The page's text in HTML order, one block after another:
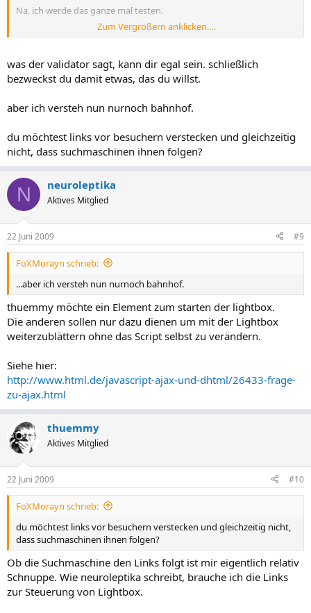
Na, ich werde das ganze mal testen.
Gruß thuemmy
Zum Vergrößern anklicken....
was der validator sagt, kann dir egal sein. schließlich
bezweckst du damit etwas, das du willst.
aber ich versteh nun nurnoch bahnhof.
du möchtest links vor besuchern verstecken und gleichzeitig
nicht, dass suchmaschinen ihnen folgen?
N neuroleptika
Aktives Mitglied
22 Juni 2009 #9
FoXMorayn schrieb:
...aber ich versteh nun nurnoch bahnhof.
thuemmy möchte ein Element zum starten der lightbox.
Die anderen sollen nur dazu dienen um mit der Lightbox
weiterzublättern ohne das Script selbst zu verändern.
Siehe hier:
http://www.html.de/javascript-ajax-und-dhtml/26433-frage-
zu-ajax.html
thuemmy
Aktives Mitglied
22 Juni 2009 #10
FoXMorayn schrieb:
du möchtest links vor besuchern verstecken und gleichzeitig nicht,
dass suchmaschinen ihnen folgen?
Ob die Suchmaschine den Links folgt ist mir eigentlich relativ
Schnuppe. Wie neuroleptika schreibt, brauche ich die Links
zur Steuerung von Lightbox.